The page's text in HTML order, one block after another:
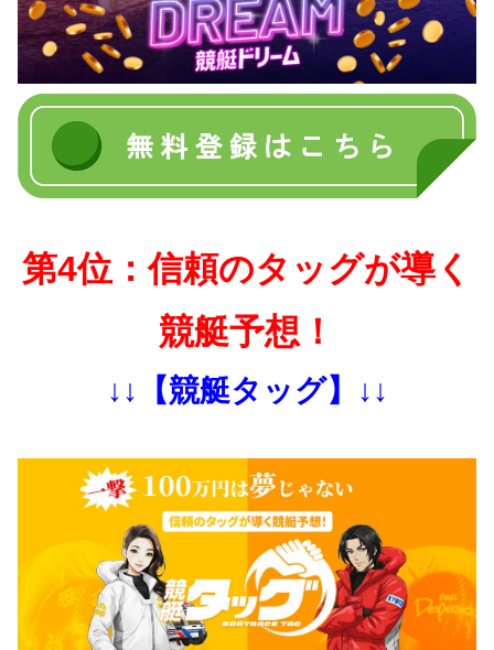
第4位：信頼のタッグが導く
競艇予想！
↓↓【競艇タッグ】↓↓